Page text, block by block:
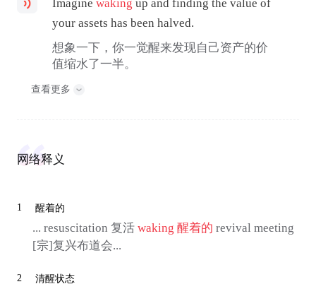
Imaginewaking up and finding the value of
your assets has been halved.
想象一下，你一觉醒来发现自己资产的价
值缩水了一半。
查看更多
网络释义
1 醒着的
... resuscitation 复活 waking 醒着的 revival meeting
[宗]复兴布道会...
2 清醒状态